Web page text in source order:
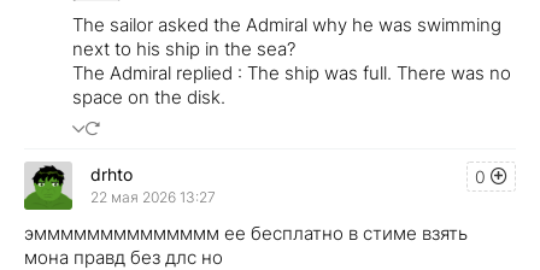
The sailor asked the Admiral why he was swimming
next to his ship in the sea?
The Admiral replied : The ship was full. There was no
space on the disk.
0
drhto
22 мая 2026 13:27
эмммммммммммммм ее бесплатно в стиме взять
мона правд без длс но